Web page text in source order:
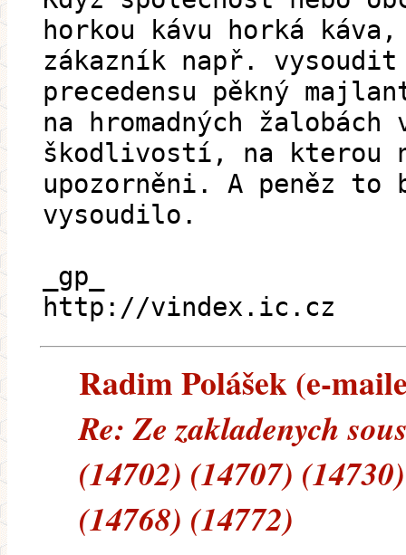
horkou kávu horká
zákazník např. vysoudit
precedensu pěkný
na hromadných
škodlivostí, na kterou
upozorněni. A peněz
vysoudilo.
_gp_
http://vindex.ic.cz
Radim Polášek (e-
Re: Ze zakladenych
(14702) (14707)
(14768) (14772)